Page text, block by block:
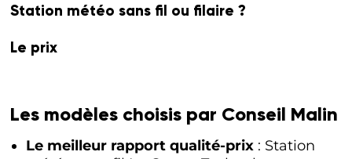
Station météo sans fil ou filaire ?
Le prix
Les modèles choisis par Conseil Malin
Le meilleur rapport qualité-prix : Station